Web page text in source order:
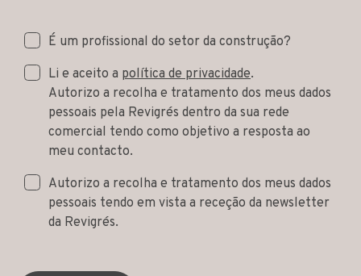
É um profissional do setor da construção?
Li e aceito a política de privacidade.
Autorizo a recolha e tratamento dos meus dados
pessoais pela Revigrés dentro da sua rede
comercial tendo como objetivo a resposta ao
meu contacto.
Autorizo a recolha e tratamento dos meus dados
pessoais tendo em vista a receção da newsletter
da Revigrés.